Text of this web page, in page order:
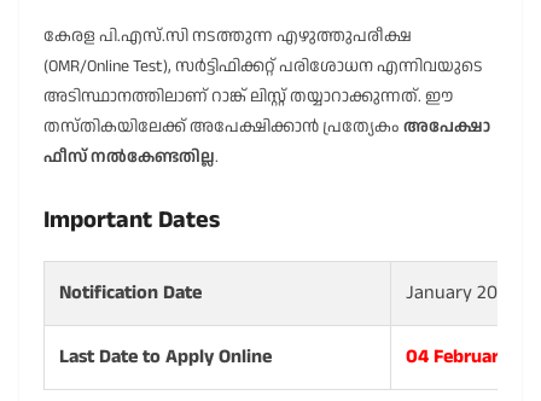
കേരള പി.എസ്.സി നടത്തുന്ന എഴുത്തുപരീക്ഷ
(OMR/Online Test), സർട്ടിഫിക്കറ്റ് പരിശോധന എന്നിവയുടെ
അടിസ്ഥാനത്തിലാണ് റാങ്ക് ലിസ്റ്റ് തയ്യാറാക്കുന്നത്. ഈ
തസ്തികയിലേക്ക് അപേക്ഷിക്കാൻ പ്രത്യേകം അപേക്ഷാ
ഫീസ് നൽകേണ്ടതില്ല.
Important Dates
Notification Date January 2026
Last Date to Apply Online 04 February